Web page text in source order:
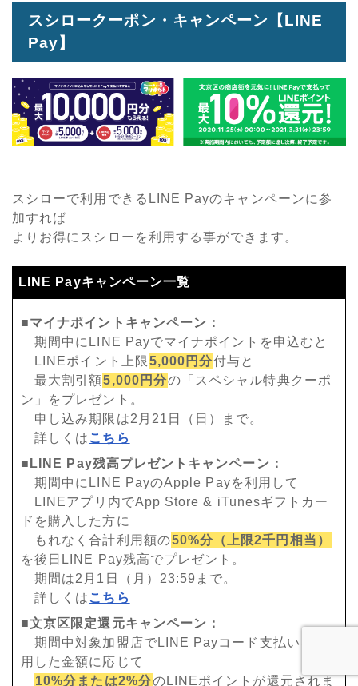
スシロークーポン・キャンペーン【LINE
Pay】
スシローで利用できるLINE Payのキャンペーンに参
加すれば
よりお得にスシローを利用する事ができます。
LINE Payキャンペーン一覧
■マイナポイントキャンペーン：
期間中にLINE Payでマイナポイントを申込むと
LINEポイント上限5,000円分付与と
最大割引額5,000円分の「スペシャル特典クーポ
ン」をプレゼント。
申し込み期限は2月21日（日）まで。
詳しくは こちら
■LINE Pay残高プレゼントキャンペーン：
期間中にLINE PayのApple Payを利用して
LINEアプリ内でApp Store & iTunesギフトカー
ドを購入した方に
もれなく合計利用額の50%分（上限2千円相当）
を後日LINE Pay残高でプレゼント。
期間は2月1日（月）23:59まで。
詳しくは こちら
■文京区限定還元キャンペーン：
期間中対象加盟店でLINE Payコード支払いを利
用した金額に応じて
10%分または2%分のLINEポイントが還元されま